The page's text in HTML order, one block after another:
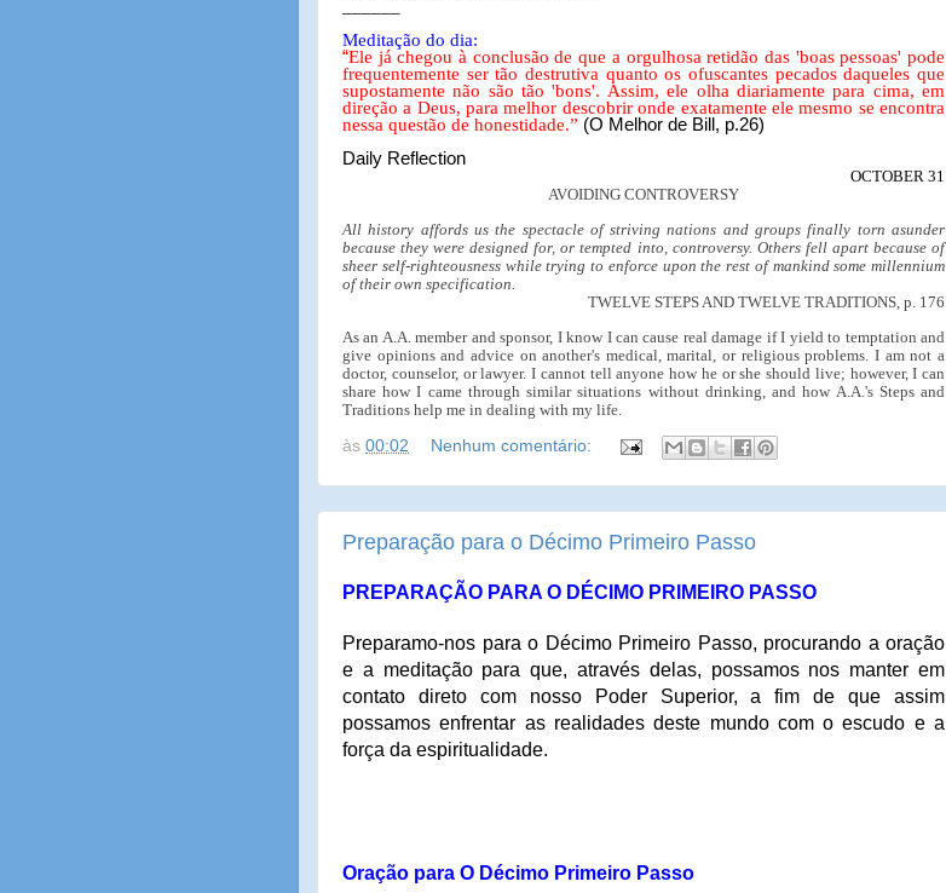
Meditação do dia:
“Ele já chegou à conclusão de que a orgulhosa retidão das 'boas pessoas' pode
frequentemente ser tão destrutiva quanto os ofuscantes pecados daqueles que
supostamente não são tão 'bons'. Assim, ele olha diariamente para cima, em
direção a Deus, para melhor descobrir onde exatamente ele mesmo se encontra
nessa questão de honestidade.” (O Melhor de Bill, p.26)
Daily Reflection
OCTOBER 31
AVOIDING CONTROVERSY
All history affords us the spectacle of striving nations and groups finally torn asunder
because they were designed for, or tempted into, controversy. Others fell apart because of
sheer self-righteousness while trying to enforce upon the rest of mankind some millennium
of their own specification.
TWELVE STEPS AND TWELVE TRADITIONS, p. 176
As an A.A. member and sponsor, I know I can cause real damage if I yield to temptation and
give opinions and advice on another's medical, marital, or religious problems. I am not a
doctor, counselor, or lawyer. I cannot tell anyone how he or she should live; however, I can
share how I came through similar situations without drinking, and how A.A.'s Steps and
Traditions help me in dealing with my life.
às 00:02 Nenhum comentário:
Preparação para o Décimo Primeiro Passo
PREPARAÇÃO PARA O DÉCIMO PRIMEIRO PASSO
Preparamo-nos para o Décimo Primeiro Passo, procurando a oração
e a meditação para que, através delas, possamos nos manter em
contato direto com nosso Poder Superior, a fim de que assim
possamos enfrentar as realidades deste mundo com o escudo e a
força da espiritualidade.
Oração para O Décimo Primeiro Passo